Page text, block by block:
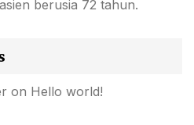
berusia 72 tahun.
on Hello world!